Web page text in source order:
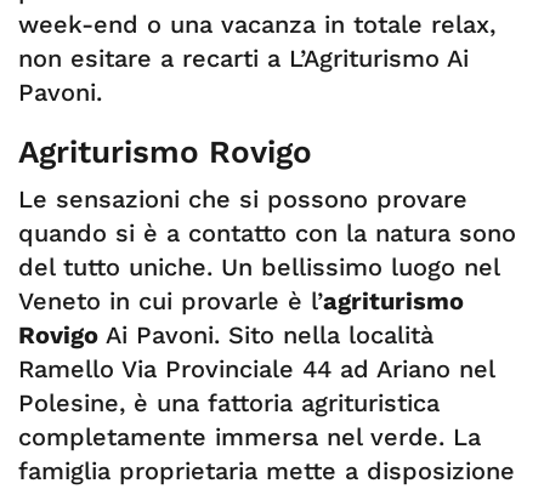
week-end o una vacanza in totale relax,
non esitare a recarti a L’Agriturismo Ai
Pavoni.
Agriturismo Rovigo
Le sensazioni che si possono provare
quando si è a contatto con la natura sono
del tutto uniche. Un bellissimo luogo nel
Veneto in cui provarle è l’agriturismo
Rovigo Ai Pavoni. Sito nella località
Ramello Via Provinciale 44 ad Ariano nel
Polesine, è una fattoria agrituristica
completamente immersa nel verde. La
famiglia proprietaria mette a disposizione